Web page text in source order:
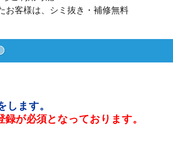
お客様は、シミ抜き・補修無料
します。
が必須となっております。